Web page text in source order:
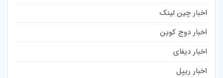
اخبار چین لینک
اخبار دوج کوین
اخبار دیفای
اخبار ریپل